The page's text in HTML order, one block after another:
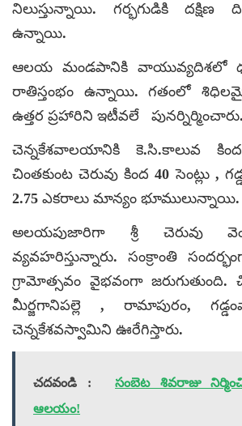
నిలుస్తున్నాయి. గర్భగుడికి దక్షిణ
ఉన్నాయి.
ఆలయ మండపానికి వాయువ్యదిశలో
రాతిస్తంభం ఉన్నాయి. గతంలో
ఉత్తర ప్రహారిని ఇటీవలే పునర్నిర్మించారు.
చెన్నకేశవాలయానికి కె.సి.కాలువ
చింతకుంట చెరువు కింద 40 సెంట్లు ,
2.75 ఎకరాలు మాన్యం భూములున్నాయి.
అలయపుజారిగా శ్రీ చెరువు
వ్యవహరిస్తున్నారు. సంక్రాంతి
గ్రామోత్సవం వైభవంగా జరుగుతుంది.
మీర్జగానిపల్లె , రామాపురం,
చెన్నకేశవస్వామిని ఊరేగిస్తారు.
చదవండి :
సంబెట శివరాజు
ఆలయం!